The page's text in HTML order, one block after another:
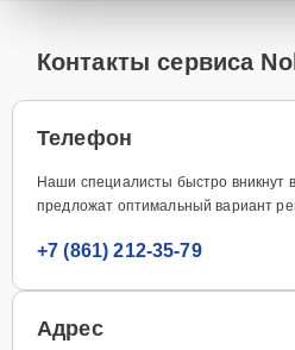
Контакты сервиса
Телефон
Наши специалисты быстро вникнут
предложат оптимальный вариант
+7 (861) 212-35-79
Адрес